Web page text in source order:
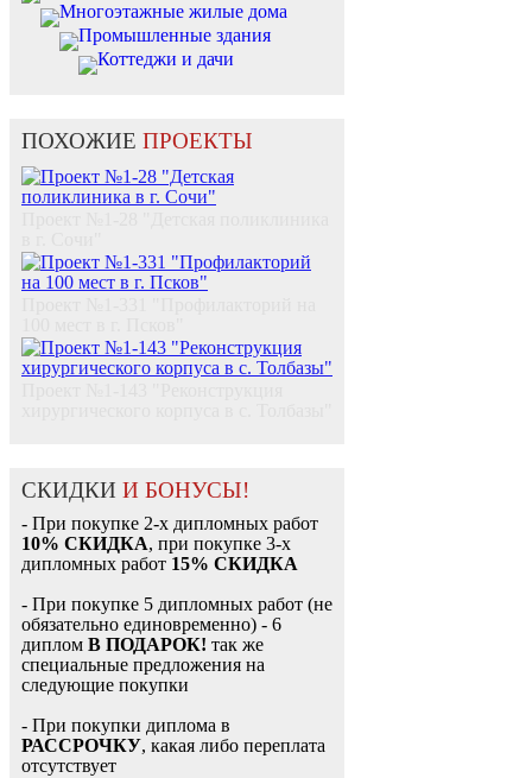
Многоэтажные жилые дома
Промышленные здания
Коттеджи и дачи
ПОХОЖИЕ ПРОЕКТЫ
СКИДКИ И БОНУСЫ!
- При покупке 2-х дипломных работ
10% СКИДКА, при покупке 3-х
дипломных работ 15% СКИДКА
- При покупке 5 дипломных работ (не
обязательно единовременно) - 6
диплом В ПОДАРОК! так же
специальные предложения на
следующие покупки
- При покупки диплома в
РАССРОЧКУ, какая либо переплата
отсутствует